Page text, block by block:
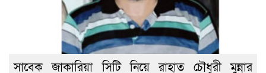
সাবেক জাকারিয়া সিটি নিয়ে রাহাত চৌধুরী মুন্নার